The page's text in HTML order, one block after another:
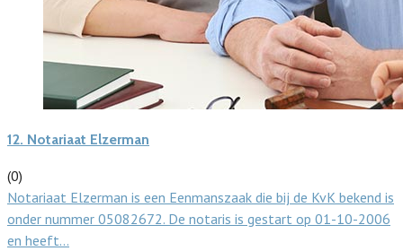
12. Notariaat Elzerman
(0)
Notariaat Elzerman is een Eenmanszaak die bij de KvK bekend is
onder nummer 05082672. De notaris is gestart op 01-10-2006
en heeft…